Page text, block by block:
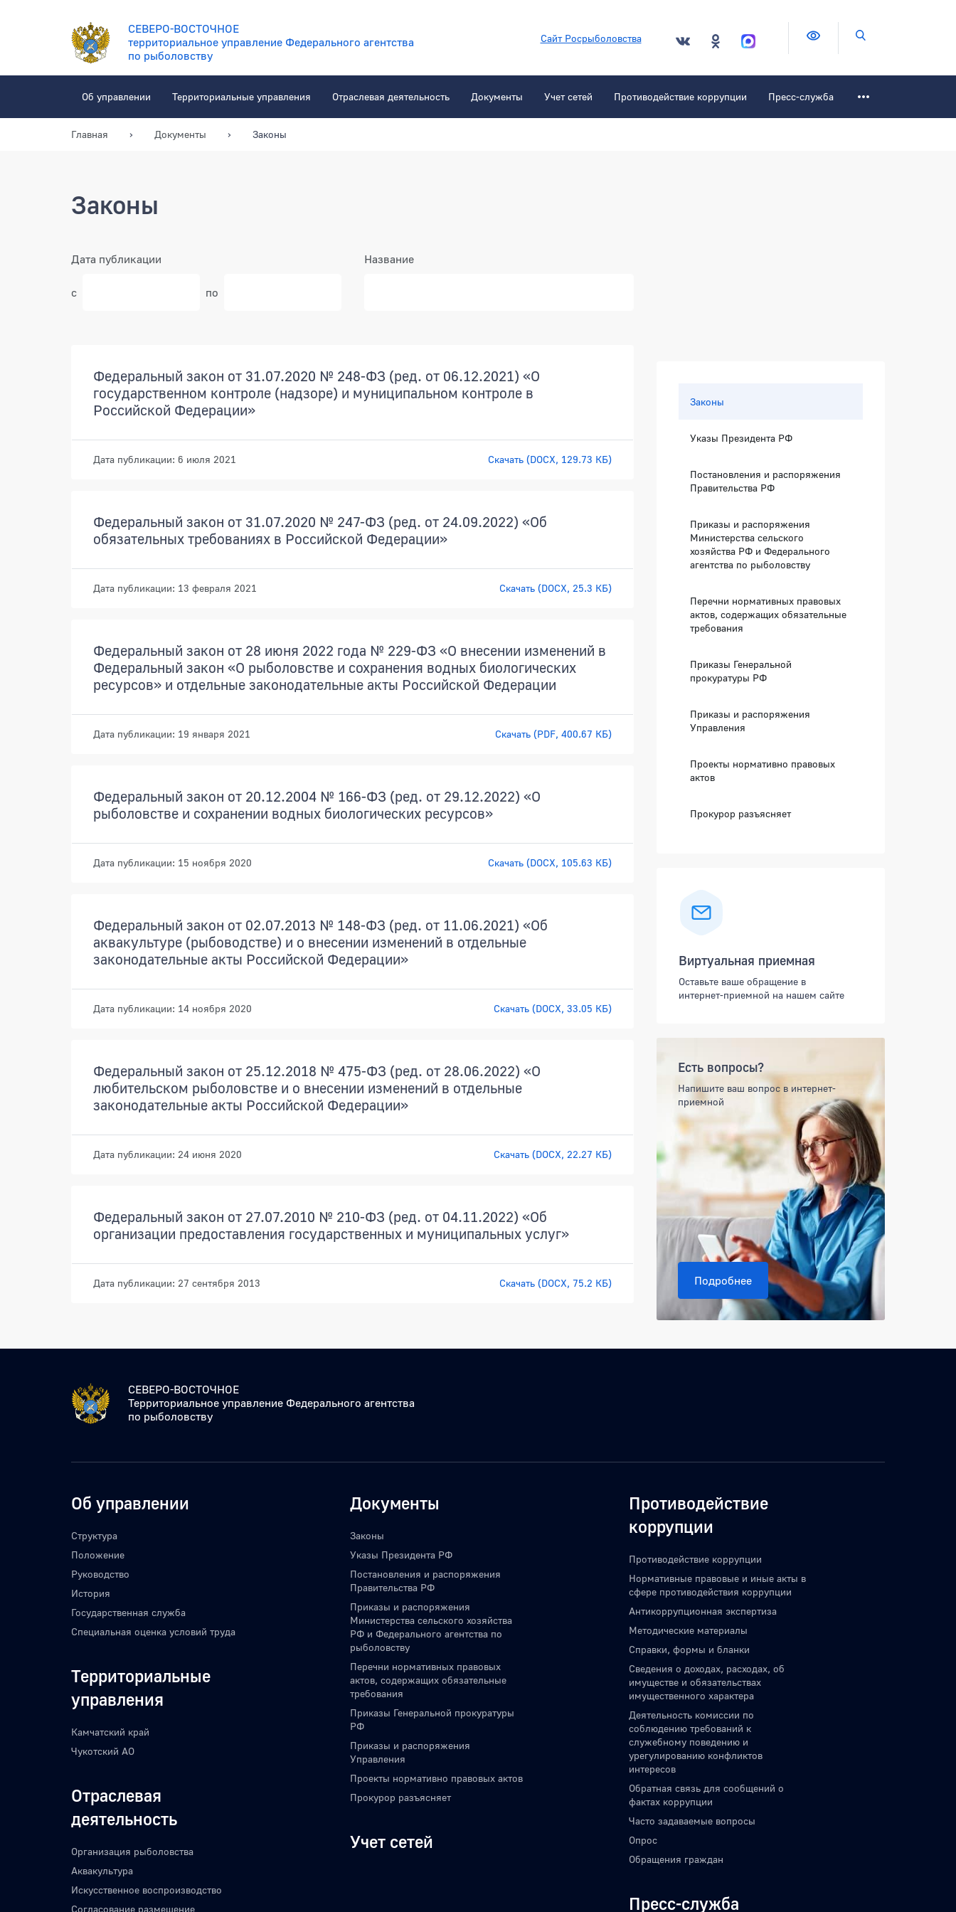
СЕВЕРО-ВОСТОЧНОЕ
территориальное управление Федерального агентства
по рыболовству
Сайт Росрыболовства Версия для слабовидящих
Об управлении Территориальные управления Отраслевая деятельность Документы Учет сетей Противодействие коррупции Пресс-служба
Главная Документы Законы
Законы
Фильтр
Дата публикации
с по
Название
Федеральный закон от 31.07.2020 № 248-ФЗ (ред. от 06.12.2021) «О
государственном контроле (надзоре) и муниципальном контроле в
Российской Федерации»
Дата публикации: 6 июля 2021 Скачать (DOCX, 129.73 КБ)
Федеральный закон от 31.07.2020 № 247-ФЗ (ред. от 24.09.2022) «Об
обязательных требованиях в Российской Федерации»
Дата публикации: 13 февраля 2021 Скачать (DOCX, 25.3 КБ)
Федеральный закон от 28 июня 2022 года № 229-ФЗ «О внесении изменений в
Федеральный закон «О рыболовстве и сохранения водных биологических
ресурсов» и отдельные законодательные акты Российской Федерации
Дата публикации: 19 января 2021 Скачать (PDF, 400.67 КБ)
Федеральный закон от 20.12.2004 № 166-ФЗ (ред. от 29.12.2022) «О
рыболовстве и сохранении водных биологических ресурсов»
Дата публикации: 15 ноября 2020 Скачать (DOCX, 105.63 КБ)
Федеральный закон от 02.07.2013 № 148-ФЗ (ред. от 11.06.2021) «Об
аквакультуре (рыбоводстве) и о внесении изменений в отдельные
законодательные акты Российской Федерации»
Дата публикации: 14 ноября 2020 Скачать (DOCX, 33.05 КБ)
Федеральный закон от 25.12.2018 № 475-ФЗ (ред. от 28.06.2022) «О
любительском рыболовстве и о внесении изменений в отдельные
законодательные акты Российской Федерации»
Дата публикации: 24 июня 2020 Скачать (DOCX, 22.27 КБ)
Федеральный закон от 27.07.2010 № 210-ФЗ (ред. от 04.11.2022) «Об
организации предоставления государственных и муниципальных услуг»
Дата публикации: 27 сентября 2013 Скачать (DOCX, 75.2 КБ)
Законы
Указы Президента РФ
Постановления и распоряжения
Правительства РФ
Приказы и распоряжения
Министерства сельского
хозяйства РФ и Федерального
агентства по рыболовству
Перечни нормативных правовых
актов, содержащих обязательные
требования
Приказы Генеральной
прокуратуры РФ
Приказы и распоряжения
Управления
Проекты нормативно правовых
актов
Прокурор разъясняет
Виртуальная приемная
Оставьте ваше обращение в
интернет-приемной на нашем сайте
Есть вопросы?
Напишите ваш вопрос в интернет-
приемной
Подробнее
СЕВЕРО-ВОСТОЧНОЕ
Территориальное управление Федерального агентства
по рыболовству
Об управлении
Структура
Положение
Руководство
История
Государственная служба
Специальная оценка условий труда
Территориальные
управления
Камчатский край
Чукотский АО
Отраслевая
деятельность
Организация рыболовства
Аквакультура
Искусственное воспроизводство
Согласование размещение
Документы
Законы
Указы Президента РФ
Постановления и распоряжения
Правительства РФ
Приказы и распоряжения
Министерства сельского хозяйства
РФ и Федерального агентства по
рыболовству
Перечни нормативных правовых
актов, содержащих обязательные
требования
Приказы Генеральной прокуратуры
РФ
Приказы и распоряжения
Управления
Проекты нормативно правовых актов
Прокурор разъясняет
Учет сетей
Противодействие
коррупции
Противодействие коррупции
Нормативные правовые и иные акты в
сфере противодействия коррупции
Антикоррупционная экспертиза
Методические материалы
Справки, формы и бланки
Сведения о доходах, расходах, об
имуществе и обязательствах
имущественного характера
Деятельность комиссии по
соблюдению требований к
служебному поведению и
урегулированию конфликтов
интересов
Обратная связь для сообщений о
фактах коррупции
Часто задаваемые вопросы
Опрос
Обращения граждан
Пресс-служба